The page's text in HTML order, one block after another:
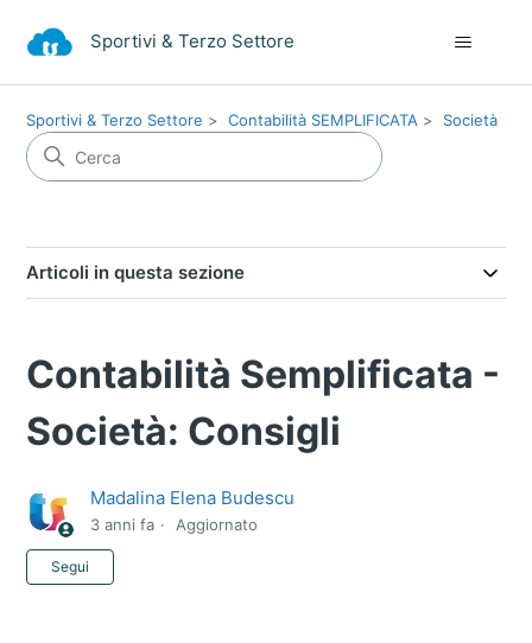
Sportivi & Terzo Settore
Sportivi & Terzo Settore Contabilità SEMPLIFICATA Società
Articoli in questa sezione
Contabilità Semplificata -
Società: Consigli
Madalina Elena Budescu
3 anni fa Aggiornato
Segui